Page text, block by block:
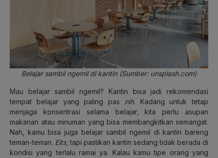
Belajar sambil ngemil di kantin (Sumber: unsplash.com)
Mau belajar sambil ngemil? Kantin bisa jadi rekomendasi
tempat belajar yang paling pas nih. Kadang untuk tetap
menjaga konsentrasi selama belajar, kita perlu asupan
makanan atau minuman yang bisa membangkitkan semangat.
Nah, kamu bisa juga belajar sambil ngemil di kantin bareng
teman-teman. Eits, tapi pastikan kantin sedang tidak berada di
kondisi yang terlalu ramai ya. Kalau kamu tipe orang yang